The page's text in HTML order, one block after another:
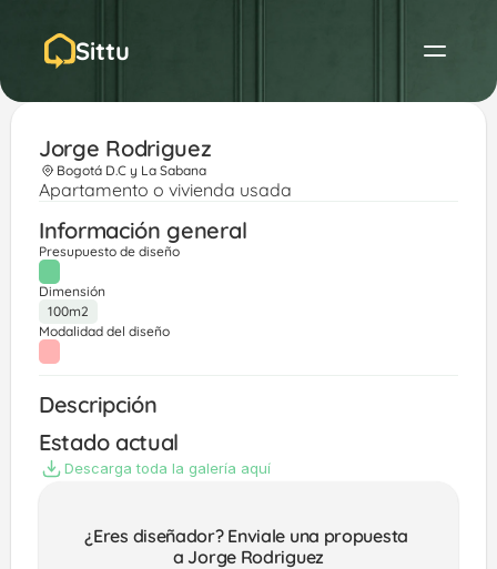
Sittu
Jorge Rodriguez
Bogotá D.C y La Sabana
Apartamento o vivienda usada
Información general
Presupuesto de diseño
Dimensión
100m2
Modalidad del diseño
Descripción
Estado actual
Descarga toda la galería aquí
¿Eres diseñador? Enviale una propuesta
a Jorge Rodriguez